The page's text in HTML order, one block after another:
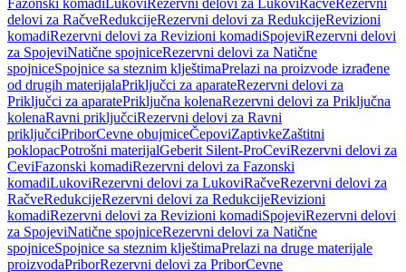
Fazonski komadiLukoviRezervni delovi za LukoviRačveRezervni
delovi za RačveRedukcijeRezervni delovi za RedukcijeRevizioni
komadiRezervni delovi za Revizioni komadiSpojeviRezervni delovi
za SpojeviNatične spojniceRezervni delovi za Natične
spojniceSpojnice sa steznim klještimaPrelazi na proizvode izrađene
od drugih materijalaPriključci za aparateRezervni delovi za
Priključci za aparatePriključna kolenaRezervni delovi za Priključna
kolenaRavni priključciRezervni delovi za Ravni
priključciPriborCevne obujmiceČepoviZaptivkeZaštitni
poklopacPotrošni materijalGeberit Silent-ProCeviRezervni delovi za
CeviFazonski komadiRezervni delovi za Fazonski
komadiLukoviRezervni delovi za LukoviRačveRezervni delovi za
RačveRedukcijeRezervni delovi za RedukcijeRevizioni
komadiRezervni delovi za Revizioni komadiSpojeviRezervni delovi
za SpojeviNatične spojniceRezervni delovi za Natične
spojniceSpojnice sa steznim klještimaPrelazi na druge materijale
proizvodaPriborRezervni delovi za PriborCevne